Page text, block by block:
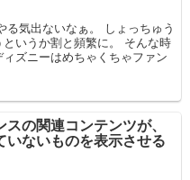
気出ないなぁ。 しょっちゅう
いうか割と頻繁に。 そんな時
ズニーはめちゃくちゃファン
スの関連コンテンツが、
いないものを表示させる